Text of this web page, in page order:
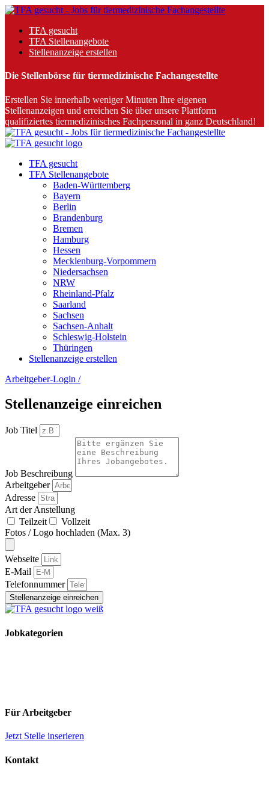
TFA gesucht
TFA Stellenangebote
Stellenanzeige erstellen
Die Stellenbörse für tiermedizinische Fachangestellte
Erstellen Sie innerhalb weniger Minuten Ihre eigenen
Stellenanzeigen und erreichen Sie über unsere Plattform
qualifiziertes tiermedizinisches Fachpersonal in ganz Deutschland!
TFA gesucht
TFA Stellenangebote
Baden-Württemberg
Bayern
Berlin
Brandenburg
Bremen
Hamburg
Hessen
Mecklenburg-Vorpommern
Niedersachsen
NRW
Rheinland-Pfalz
Saarland
Sachsen
Sachsen-Anhalt
Schleswig-Holstein
Thüringen
Stellenanzeige erstellen
Arbeitgeber-Login /
Stellenanzeige einreichen
Job Titel
Job Beschreibung
Arbeitgeber
Adresse
Art der Anstellung
Teilzeit
Vollzeit
Fotos / Logo hochladen (Max. 3)
Webseite
E-Mail
Telefonnummer
Stellenanzeige einreichen
Jobkategorien
Für Arbeitgeber
Jetzt Stelle inserieren
Kontakt